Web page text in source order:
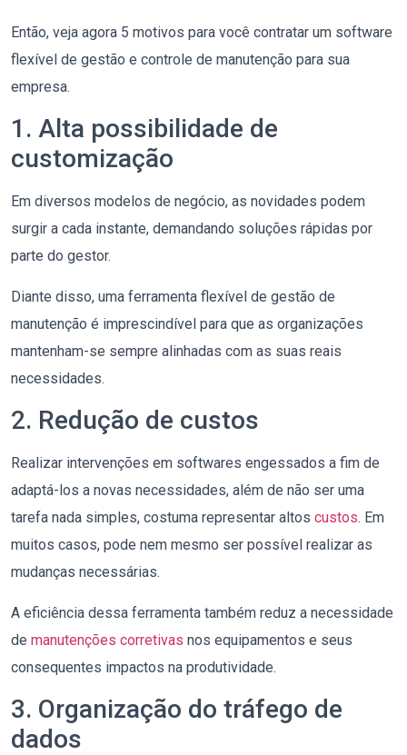
Então, veja agora 5 motivos para você contratar um software
flexível de gestão e controle de manutenção para sua
empresa.
1. Alta possibilidade de
customização
Em diversos modelos de negócio, as novidades podem
surgir a cada instante, demandando soluções rápidas por
parte do gestor.
Diante disso, uma ferramenta flexível de gestão de
manutenção é imprescindível para que as organizações
mantenham-se sempre alinhadas com as suas reais
necessidades.
2. Redução de custos
Realizar intervenções em softwares engessados a fim de
adaptá-los a novas necessidades, além de não ser uma
tarefa nada simples, costuma representar altos custos. Em
muitos casos, pode nem mesmo ser possível realizar as
mudanças necessárias.
A eficiência dessa ferramenta também reduz a necessidade
de manutenções corretivas nos equipamentos e seus
consequentes impactos na produtividade.
3. Organização do tráfego de
dados